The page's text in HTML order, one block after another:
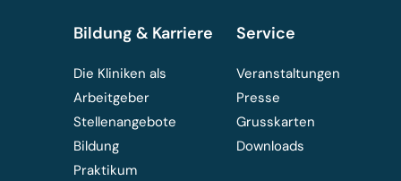
Bildung & Karriere
Die Kliniken als
Arbeitgeber
Stellenangebote
Bildung
Praktikum
Service
Veranstaltungen
Presse
Grusskarten
Downloads